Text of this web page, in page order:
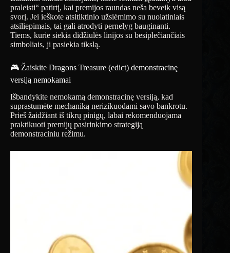
praleisti“ patirtį, kai premijos raundas neša beveik visą
svorį. Jei ieškote atsitiktinio užsiėmimo su nuolatiniais
atsiliepimais, tai gali atrodyti pernelyg bauginanti.
Tiems, kurie siekia didžiulės linijos su besiplečiančiais
simboliais, ji pasiekia tikslą.
🎮 Žaiskite Dragons Treasure (edict) demonstracinę
versiją nemokamai
Išbandykite nemokamą demonstracinę versiją, kad
suprastumėte mechaniką nerizikuodami savo bankrotu.
Prieš žaidžiant iš tikrų pinigų, labai rekomenduojama
praktikuoti premijų pasirinkimo strategiją
demonstraciniu režimu.